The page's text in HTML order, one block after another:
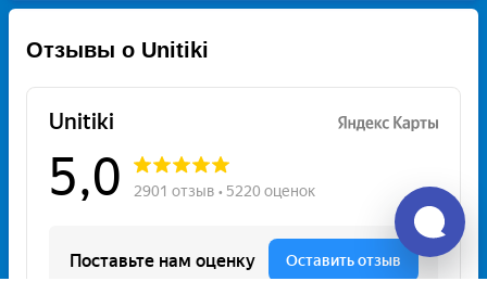
Отзывы о Unitiki